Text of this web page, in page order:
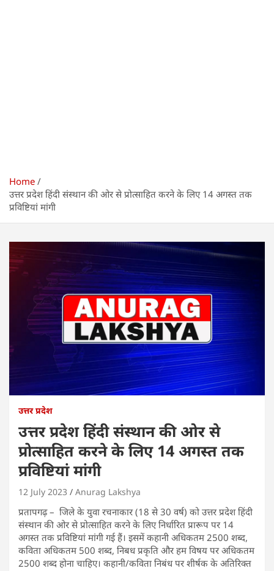
Home
उत्तर प्रदेश हिंदी संस्थान की ओर से प्रोत्साहित करने के लिए 14 अगस्त तक
प्रविष्टियां मांगी
उत्तर प्रदेश
उत्तर प्रदेश हिंदी संस्थान की ओर से
प्रोत्साहित करने के लिए 14 अगस्त तक
प्रविष्टियां मांगी
12 July 2023 Anurag Lakshya
प्रतापगढ़ – जिले के युवा रचनाकार (18 से 30 वर्ष) को उत्तर प्रदेश हिंदी
संस्थान की ओर से प्रोत्साहित करने के लिए निर्धारित प्रारूप पर 14
अगस्त तक प्रविष्टियां मांगी गई हैं। इसमें कहानी अधिकतम 2500 शब्द,
कविता अधिकतम 500 शब्द, निबध प्रकृति और हम विषय पर अधिकतम
2500 शब्द होना चाहिए। कहानी/कविता निबंध पर शीर्षक के अतिरिक्त